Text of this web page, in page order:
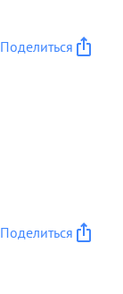
Поделиться
Поделиться